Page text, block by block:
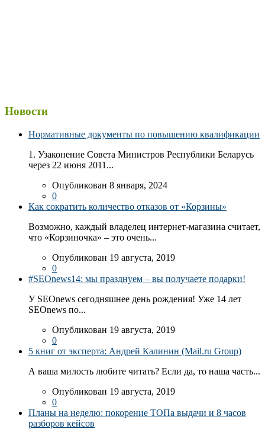
Новости
Нормативные документы по повышению квалификации
1. Узаконение Совета Министров Республики Беларусь
через 22 июня 2011...
Опубликован 8 января, 2024
0
Как сократить количество отказов от «Корзины»
Возможно, каждый владелец интернет-магазина считает,
что «Корзиночка» – это очень...
Опубликован 19 августа, 2019
0
#SEOnews14: мы празднуем – вы получаете подарки!
У SEOnews сегодняшнее день рождения! Уже 14 лет
SEOnews по...
Опубликован 19 августа, 2019
0
5 книг от эксперта: Андрей Калинин (Mail.ru Group)
А ваша милость любите читать? Если да, то наша часть...
Опубликован 19 августа, 2019
0
Планы на неделю: покорение ТОПа выдачи и 8 часов
разборов кейсов